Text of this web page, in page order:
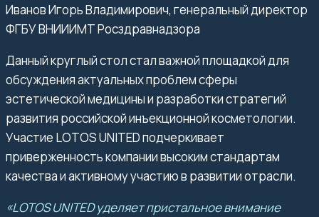
Иванов Игорь Владимирович, генеральный директор
ФГБУ ВНИИИМТ Росздравнадзора
Данный круглый стол стал важной площадкой для
обсуждения актуальных проблем сферы
эстетической медицины и разработки стратегий
развития российской инъекционной косметологии.
Участие LOTOS UNITED подчеркивает
приверженность компании высоким стандартам
качества и активному участию в развитии отрасли.
«LOTOS UNITED уделяет пристальное внимание